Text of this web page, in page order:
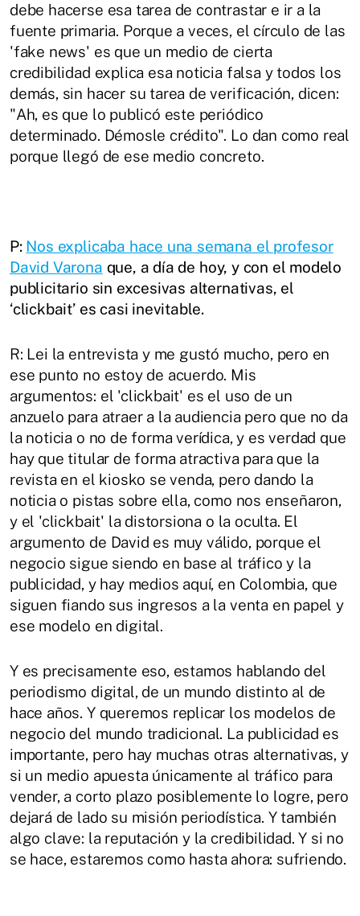
debe hacerse esa tarea de contrastar e ir a la
fuente primaria. Porque a veces, el círculo de las
'fake news' es que un medio de cierta
credibilidad explica esa noticia falsa y todos los
demás, sin hacer su tarea de verificación, dicen:
"Ah, es que lo publicó este periódico
determinado. Démosle crédito". Lo dan como real
porque llegó de ese medio concreto.
P: Nos explicaba hace una semana el profesor
David Varona que, a día de hoy, y con el modelo
publicitario sin excesivas alternativas, el
‘clickbait’ es casi inevitable.
R: Lei la entrevista y me gustó mucho, pero en
ese punto no estoy de acuerdo. Mis
argumentos: el 'clickbait' es el uso de un
anzuelo para atraer a la audiencia pero que no da
la noticia o no de forma verídica, y es verdad que
hay que titular de forma atractiva para que la
revista en el kiosko se venda, pero dando la
noticia o pistas sobre ella, como nos enseñaron,
y el 'clickbait' la distorsiona o la oculta. El
argumento de David es muy válido, porque el
negocio sigue siendo en base al tráfico y la
publicidad, y hay medios aquí, en Colombia, que
siguen fiando sus ingresos a la venta en papel y
ese modelo en digital.
Y es precisamente eso, estamos hablando del
periodismo digital, de un mundo distinto al de
hace años. Y queremos replicar los modelos de
negocio del mundo tradicional. La publicidad es
importante, pero hay muchas otras alternativas, y
si un medio apuesta únicamente al tráfico para
vender, a corto plazo posiblemente lo logre, pero
dejará de lado su misión periodística. Y también
algo clave: la reputación y la credibilidad. Y si no
se hace, estaremos como hasta ahora: sufriendo.